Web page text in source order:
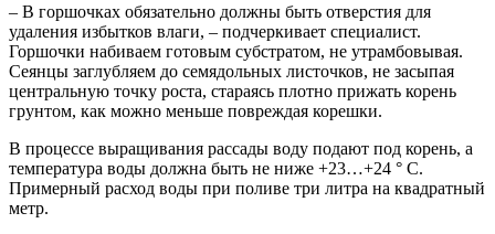
– В горшочках обязательно должны быть отверстия для
удаления избытков влаги, – подчеркивает специалист.
Горшочки набиваем готовым субстратом, не утрамбовывая.
Сеянцы заглубляем до семядольных листочков, не засыпая
центральную точку роста, стараясь плотно прижать корень
грунтом, как можно меньше повреждая корешки.
В процессе выращивания рассады воду подают под корень, а
температура воды должна быть не ниже +23…+24 ° C.
Примерный расход воды при поливе три литра на квадратный
метр.